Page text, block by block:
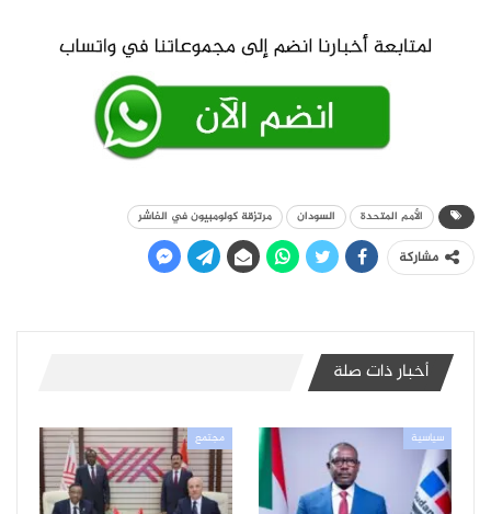
الأمم المتحدة السودان مرتزقة كولومبيون في الفاشر
مشاركة
أخبار ذات صلة
سياسية مجتمع